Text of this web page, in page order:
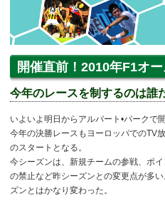
開催直前！2010年F1オ
今年のレースを制するのは誰
いよいよ明日からアルバート•パークで
今年の決勝レースもヨーロッパでのTV
のスタートとなる。
今シーズンは、新規チームの参戦、ポ
の禁止など昨シーズンとの変更点が多
ズンとはかなり変わった。